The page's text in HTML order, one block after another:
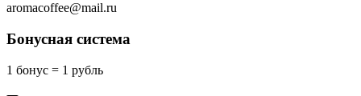
aromacoffee@mail.ru
Бонусная система
1 бонус = 1 рубль